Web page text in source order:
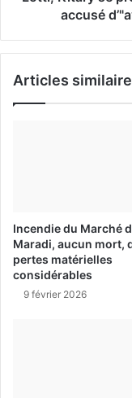
accusé
Articles
Incendie du Marché
Maradi, aucun mort,
pertes matérielles
considérables
9 février 2026